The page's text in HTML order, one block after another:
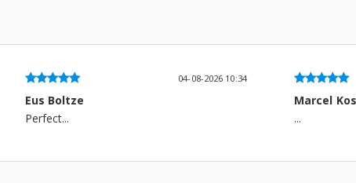
04-08-2026 09:23
Marcel Koster
...
Cindy
Heel goede